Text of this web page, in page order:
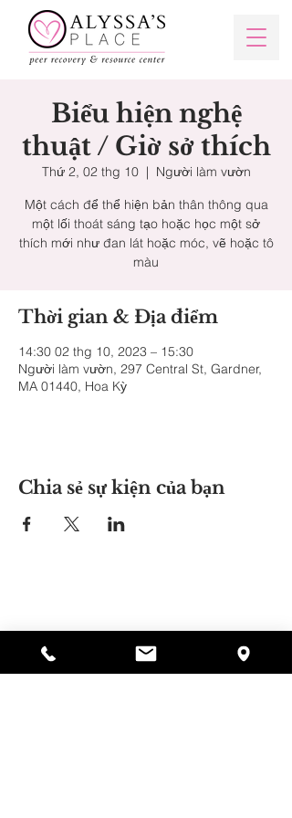
Biểu hiện nghệ
thuật / Giờ sở thích
Thứ 2, 02 thg 10
  |
Người làm vườn
Một cách để thể hiện bản thân thông qua
một lối thoát sáng tạo hoặc học một sở
thích mới như đan lát hoặc móc, vẽ hoặc tô
màu
Thời gian & Địa điểm
14:30 02 thg 10, 2023 – 15:30
Người làm vườn, 297 Central St, Gardner,
MA 01440, Hoa Kỳ
Chia sẻ sự kiện của bạn
978-364-0920